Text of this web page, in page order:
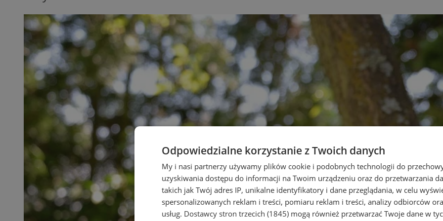
Odpowiedzialne korzystanie z Twoich danych
My i nasi partnerzy używamy plików cookie i podobnych technologii do
uzyskiwania dostępu do informacji na Twoim urządzeniu oraz do przetwarzania
takich jak Twój adres IP, unikalne identyfikatory i dane przeglądania, w celu
spersonalizowanych reklam i treści, pomiaru reklam i treści, analizy odbiorców
usług. Dostawcy stron trzecich (1845) mogą również przetwarzać Twoje dane w